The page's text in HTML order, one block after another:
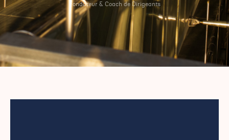
Fondateur & Coach de Dirigeants